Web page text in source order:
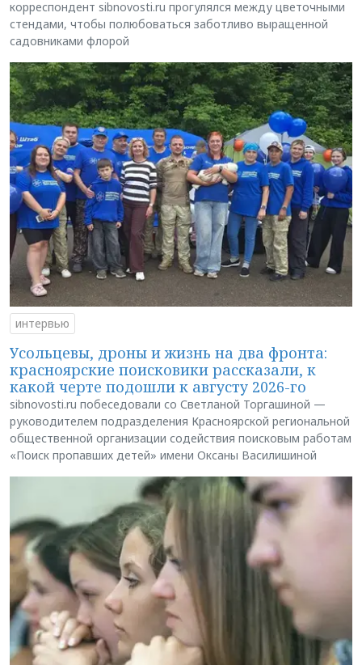
корреспондент sibnovosti.ru прогулялся между цветочными
стендами, чтобы полюбоваться заботливо выращенной
садовниками флорой
интервью
Усольцевы, дроны и жизнь на два фронта:
красноярские поисковики рассказали, к
какой черте подошли к августу 2026-го
sibnovosti.ru побеседовали со Светланой Торгашиной —
руководителем подразделения Красноярской региональной
общественной организации содействия поисковым работам
«Поиск пропавших детей» имени Оксаны Василишиной